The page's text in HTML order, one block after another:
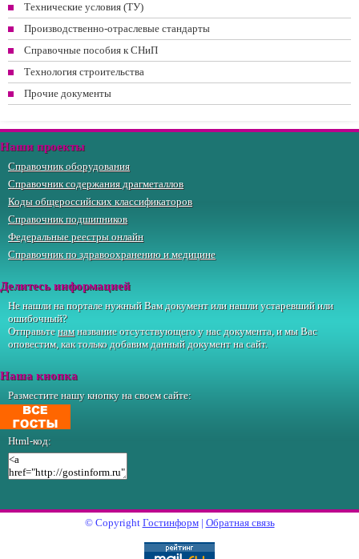
Технические условия (ТУ)
Производственно-отраслевые стандарты
Справочные пособия к СНиП
Технология строительства
Прочие документы
Наши проекты
Справочник оборудования
Справочник содержания драгметаллов
Коды общероссийских классификаторов
Справочник подшипников
Федеральные реестры онлайн
Справочник по здравоохранению и медицине
Делитесь информацией
Не нашли на портале нужный Вам документ или нашли устаревший или
ошибочный?
Отправьтенамназвание отсутствующего у нас документа, и мы Вас
оповестим, как только добавим данный документ на сайт.
Наша кнопка
Разместите нашу кнопку на своем сайте:
Html-код:
© Copyright Гостинформ| Обратная связь